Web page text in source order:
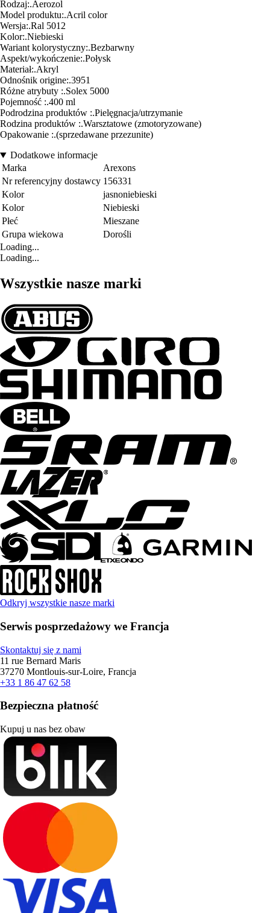
Rodzaj:.Aerozol
Model produktu:.Acril color
Wersja:.Ral 5012
Kolor:.Niebieski
Wariant kolorystyczny:.Bezbarwny
Aspekt/wykończenie:.Połysk
Materiał:.Akryl
Odnośnik origine:.3951
Różne atrybuty :.Solex 5000
Pojemność :.400 ml
Podrodzina produktów :.Pielęgnacja/utrzymanie
Rodzina produktów :.Warsztatowe (zmotoryzowane)
Opakowanie :.(sprzedawane przezunite)
Dodatkowe informacje
Marka
Arexons
Nr referencyjny dostawcy 156331
Kolor
jasnoniebieski
Kolor
Niebieski
Płeć
Mieszane
Grupa wiekowa
Dorośli
Loading...
Loading...
Wszystkie nasze marki
Odkryj wszystkie nasze marki
Serwis posprzedażowy we Francja
Skontaktuj się z nami
11 rue Bernard Maris
37270 Montlouis-sur-Loire, Francja
+33 1 86 47 62 58
Bezpieczna płatność
Kupuj u nas bez obaw